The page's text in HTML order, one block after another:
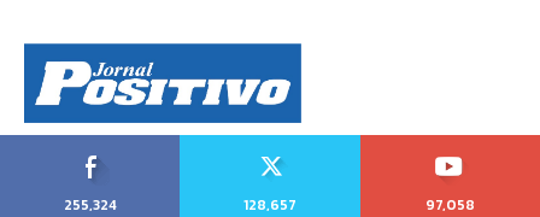
255,324
128,657
97,058